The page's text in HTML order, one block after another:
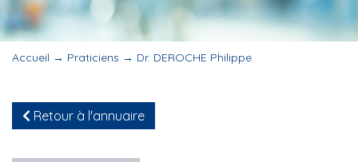
Accueil → Praticiens → Dr. DEROCHE Philippe
Retour à l'annuaire